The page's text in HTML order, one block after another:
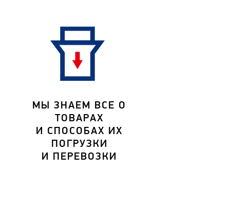
МЫ ЗНАЕМ ВСЕ О
ТОВАРАХ
И СПОСОБАХ ИХ
ПОГРУЗКИ
И ПЕРЕВОЗКИ